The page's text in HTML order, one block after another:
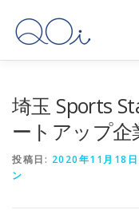
埼玉 Sports
ートアップ
投稿日: 2020年11月18日
ン